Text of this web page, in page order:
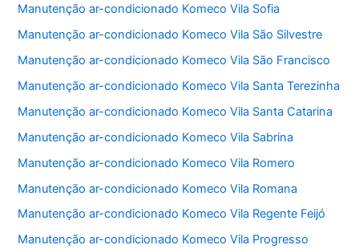
Manutenção ar-condicionado Komeco Vila Sofia
Manutenção ar-condicionado Komeco Vila São Silvestre
Manutenção ar-condicionado Komeco Vila São Francisco
Manutenção ar-condicionado Komeco Vila Santa Terezinha
Manutenção ar-condicionado Komeco Vila Santa Catarina
Manutenção ar-condicionado Komeco Vila Sabrina
Manutenção ar-condicionado Komeco Vila Romero
Manutenção ar-condicionado Komeco Vila Romana
Manutenção ar-condicionado Komeco Vila Regente Feijó
Manutenção ar-condicionado Komeco Vila Progresso